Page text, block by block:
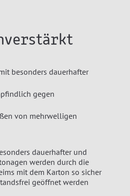
besonders dauerhafter
gegen
von mehrwelligen
dauerhafter und
werden durch die
mit dem Karton so sicher
geöffnet werden